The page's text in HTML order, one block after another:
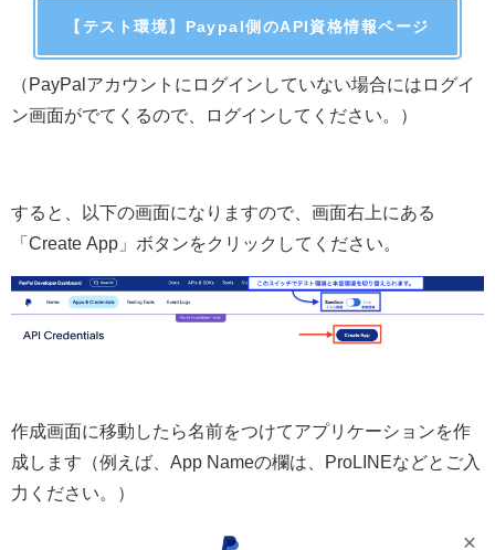
【テスト環境】Paypal側のAPI資格情報ページ
（PayPalアカウントにログインしていない場合にはログイ
ン画面がでてくるので、ログインしてください。）
すると、以下の画面になりますので、画面右上にある
「Create App」ボタンをクリックしてください。
作成画面に移動したら名前をつけてアプリケーションを作
成します（例えば、App Nameの欄は、ProLINEなどとご入
力ください。）